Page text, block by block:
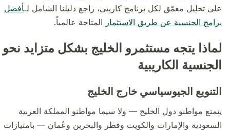
على تحليل معمّق لكل برنامج كاريبي، راجع دليلنا الشامل لـ أفضل
برامج الجنسية عن طريق الاستثمارالمتاحة عالمياً.
لماذا يتجه مستثمرو الخليج بشكل متزايد نحو
الجنسية الكاريبية
التنويع الجيوسياسي خارج الخليج
يتمتع مواطنو دول الخليج — ولا سيما مواطنو المملكة العربية
السعودية والإمارات والكويت وقطر والبحرين وعُمان — بامتيازات